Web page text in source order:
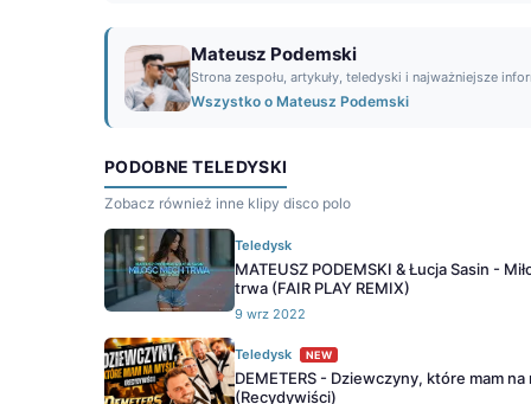
Mateusz Podemski
Strona zespołu, artykuły, teledyski i najważniejsze
Wszystko o Mateusz Podemski
PODOBNE TELEDYSKI
Zobacz również inne klipy disco polo
Teledysk
MATEUSZ PODEMSKI & Łucja Sasin -
trwa (FAIR PLAY REMIX)
9 wrz 2022
Teledysk NEW
DEMETERS - Dziewczyny, które mam na
(Recydywiści)